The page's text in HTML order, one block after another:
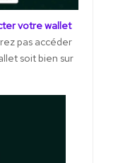
votre wallet
pas accéder
soit bien sur